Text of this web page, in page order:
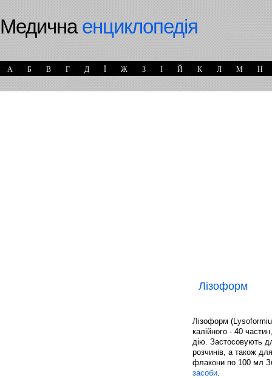
Медичнаенциклопедія
А Б В Г Д Ї Ж З І Й К Л М Н
Лізоформ
Лізоформ
калійного - 40
дію. Застосовують
розчинів, а також
флакони по 100 мл
засоби.